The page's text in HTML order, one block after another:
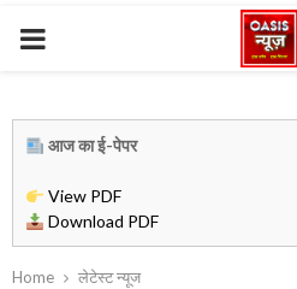
PRIMARY
Home
लेटेस्ट न्यूज
आज का ई-पेपर
View PDF
Download PDF